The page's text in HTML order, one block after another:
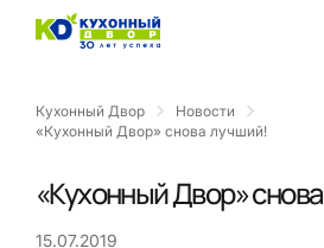
Кухонный Двор
Новости
«Кухонный Двор» снова лучший!
«Кухонный Двор»
15.07.2019